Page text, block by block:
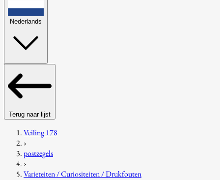
Nederlands
Terug naar lijst
Veiling 178
›
postzegels
›
Varieteiten / Curiositeiten / Drukfouten